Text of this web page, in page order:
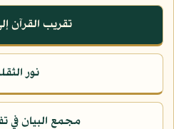
تقريب القرآن
نور
مجمع البيان في